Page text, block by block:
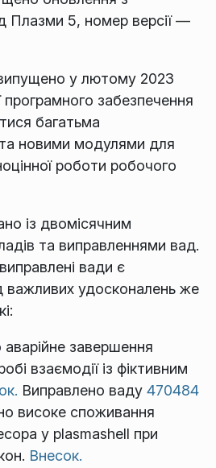
Плазми 5, номер версії —
у лютому 2023
програмного забезпечення
багатьма
новими модулями для
роботи робочого
із двомісячним
та виправленнями вад.
вади є
важливих удосконалень же
завершення
взаємодії із фіктивним
Виправлено ваду 470484
високе споживання
у plasmashell при
Внесок.